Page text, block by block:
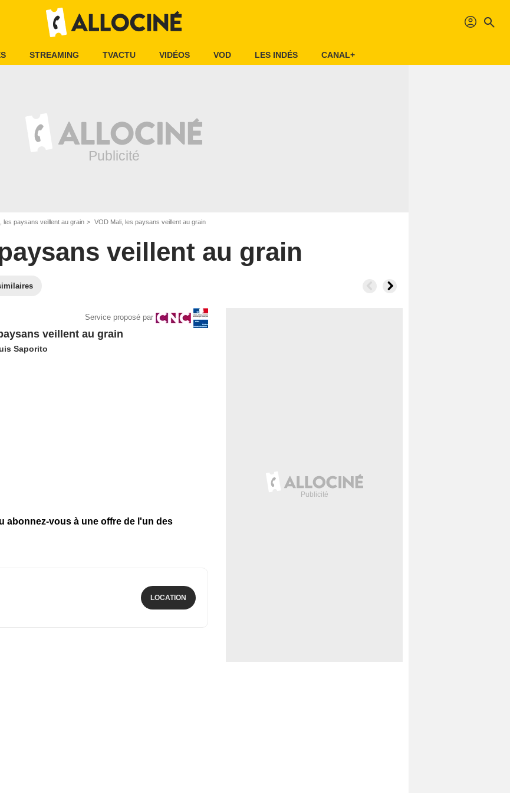
profil search
STREAMING TVACTU VIDÉOS VOD LES INDÉS CANAL+
les paysans veillent au grain VOD Mali, les paysans veillent au grain
veillent au grain
Service proposé par
veillent au grain
Saporito
abonnez-vous à une offre de l'un des
LOCATION